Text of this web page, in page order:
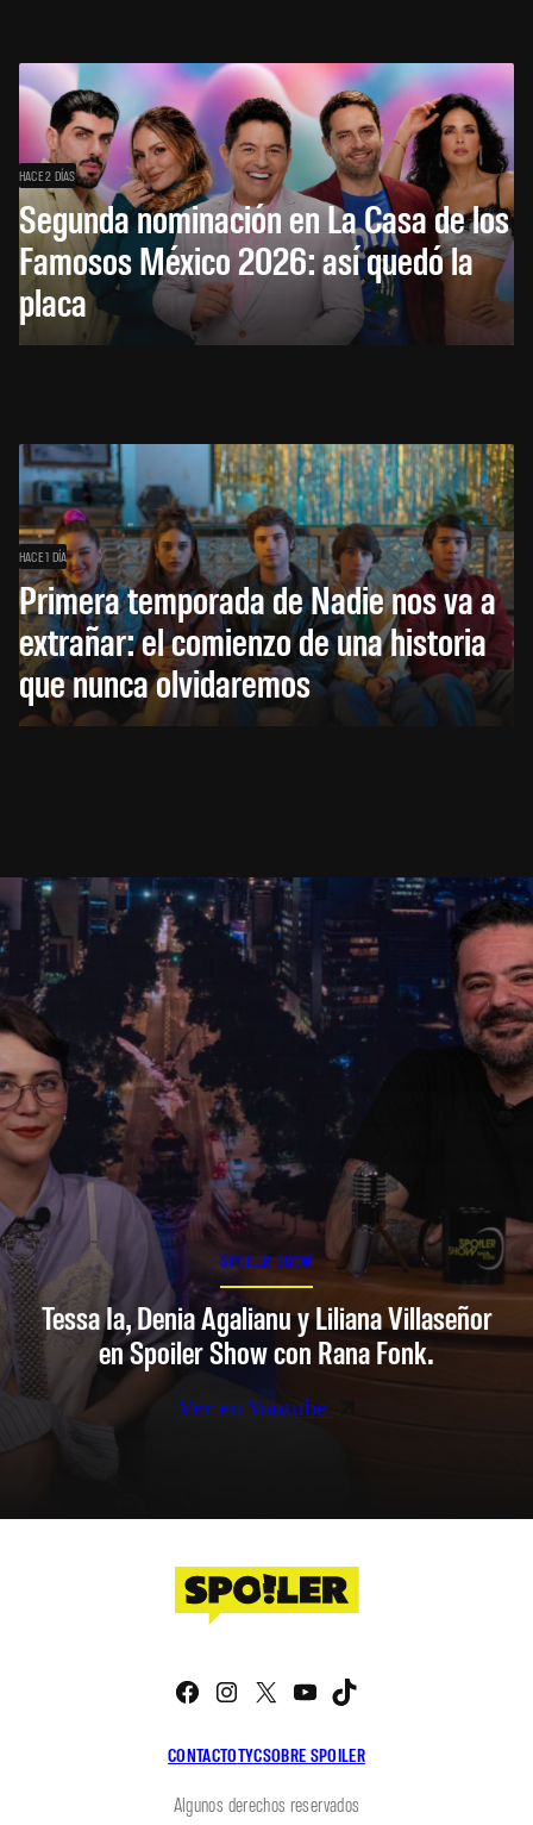
HACE 2 DÍAS
Segunda nominación en La Casa de los
Famosos México 2026: así quedó la
placa
HACE 1 DÍA
Primera temporada de Nadie nos va a
extrañar: el comienzo de una historia
que nunca olvidaremos
SPOILER SHOW
Tessa Ia, Denia Agalianu y Liliana Villaseñor
en Spoiler Show con Rana Fonk.
Ver en Youtube
CONTACTOTYCSOBRE SPOILER
Facebook
Instagram
X YouTube
Algunos derechos reservados